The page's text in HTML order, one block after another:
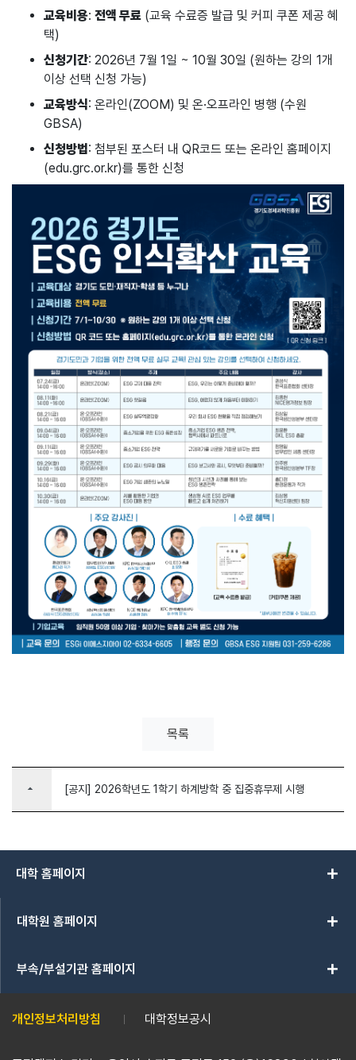
교육비용: 전액 무료 (교육 수료증 발급 및 커피 쿠폰 제공 혜
택)
신청기간: 2026년 7월 1일 ~ 10월 30일 (원하는 강의 1개
이상 선택 신청 가능)
교육방식: 온라인(ZOOM) 및 온·오프라인 병행 (수원
GBSA)
신청방법: 첨부된 포스터 내 QR코드 또는 온라인 홈페이지
(edu.grc.or.kr)를 통한 신청
목록
arrow_drop_up [공지] 2026학년도 1학기 하계방학 중 집중휴무제 시행
대학 홈페이지 add
대학원 홈페이지 add
부속/부설기관 홈페이지 add
개인정보처리방침 대학정보공시